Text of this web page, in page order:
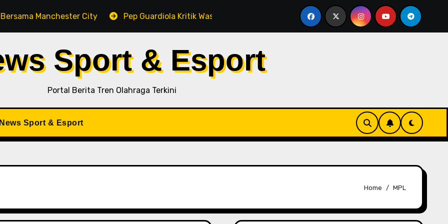
Manchester City Pep Guardiola Kritik Wasit di Tengah Persaingan Gelar, Tegaskan City Tak Bisa Bergantung
Sport & Esport
Portal Berita Tren Olahraga Terkini
Sport & Esport
Home MPL